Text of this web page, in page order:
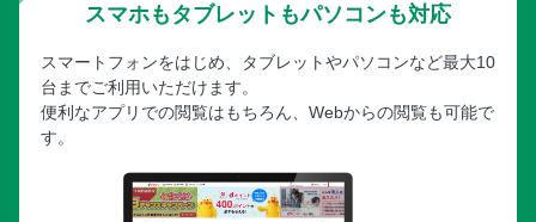
スマホもタブレットもパソコンも対応
スマートフォンをはじめ、タブレットやパソコンなど最大10
台までご利用いただけます。
便利なアプリでの閲覧はもちろん、Webからの閲覧も可能で
す。